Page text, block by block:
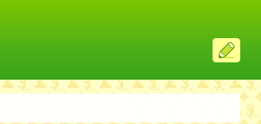
ス
レ
投